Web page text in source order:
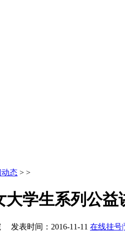
动态 > >
大学生系列公益
发表时间：2016-11-11 在线挂号